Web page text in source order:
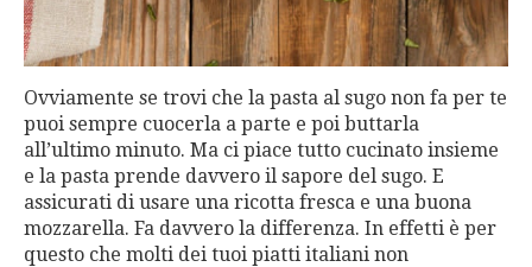
Ovviamente se trovi che la pasta al sugo non fa per te
puoi sempre cuocerla a parte e poi buttarla
all’ultimo minuto. Ma ci piace tutto cucinato insieme
e la pasta prende davvero il sapore del sugo. E
assicurati di usare una ricotta fresca e una buona
mozzarella. Fa davvero la differenza. In effetti è per
questo che molti dei tuoi piatti italiani non